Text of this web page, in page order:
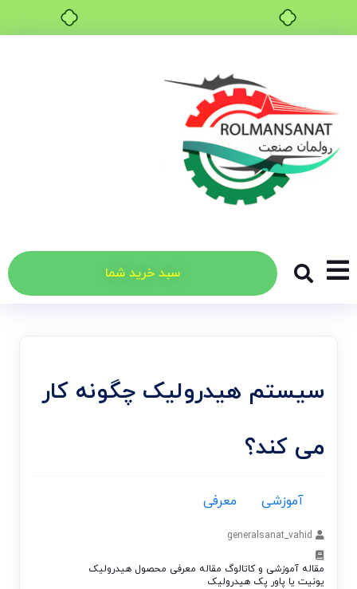
سبد خرید شما
سیستم هیدرولیک چگونه کار
می کند؟
آموزشی معرفی
مقاله آموزشی و کاتالوگ مقاله معرفی محصول هیدرولیک
یونیت یا پاور پک هیدرولیک